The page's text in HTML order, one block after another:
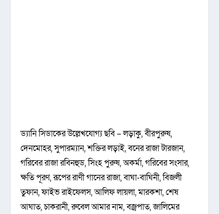
ড্যানি সিডাকের উল্লেখযোগ্য ছবি – লড়াকু, বীরপুরুষ,
দেনমোহর, সুপারম্যান, শক্তির লড়াই, বনের রাজা টারজান,
গরিবের রাজা রবিনহুড, সিংহ পুরুষ, অকর্মা, গরিবের সংসার,
ক্ষতি পূরণ, রূপের রাণী গানের রাজা, বাঘা-বাঘিনী, বিজলী
তুফান, ফাইভ রাইফেলস, আলিফ লায়লা, মারকশা, শেষ
আঘাত, চাকরানী, রুবেল আমার নাম, বজ্রপাত, জালিমের